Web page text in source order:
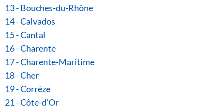
13 - Bouches-du-Rhône
14 - Calvados
15 - Cantal
16 - Charente
17 - Charente-Maritime
18 - Cher
19 - Corrèze
21 - Côte-d'Or